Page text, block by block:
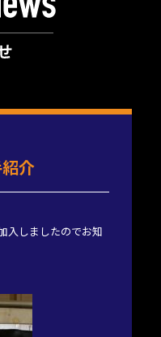
介
入しましたのでお知